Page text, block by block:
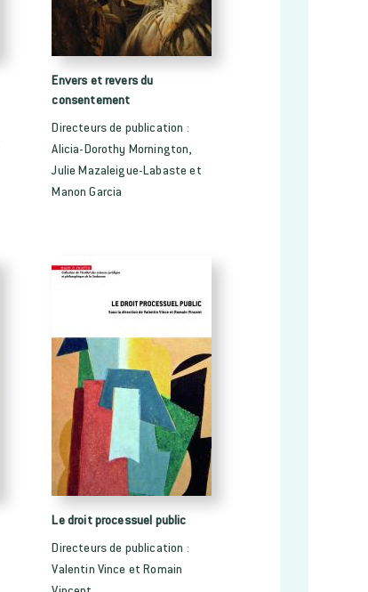
Envers et revers du
consentement
Directeurs de publication :
Alicia-Dorothy Mornington,
Julie Mazaleigue-Labaste et
Manon Garcia
Le droit processuel public
Directeurs de publication :
Valentin Vince et Romain